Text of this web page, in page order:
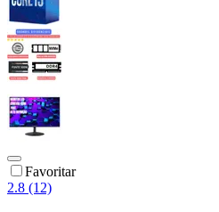
Favoritar
2.8 (12)